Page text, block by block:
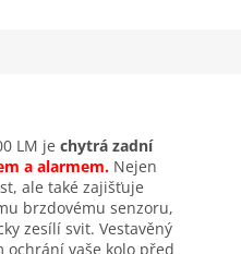
LM je chytrá zadní
a alarmem. Nejen
ale také zajišťuje
brzdovému senzoru,
zesílí svit. Vestavěný
ochrání vaše kolo před